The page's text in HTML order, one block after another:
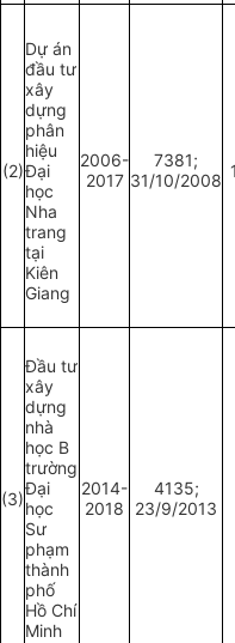
(2)
Dự án
đầu tư
xây
dựng
phân
hiệu
Đại
học
Nha
trang
tại
Kiên
Giang
2006-
2017
7381;
31/10/2008
(3)
Đầu tư
xây
dựng
nhà
học B
trường
Đại
học
Sư
phạm
thành
phố
Hồ Chí
Minh
2014-
2018
4135;
23/9/2013